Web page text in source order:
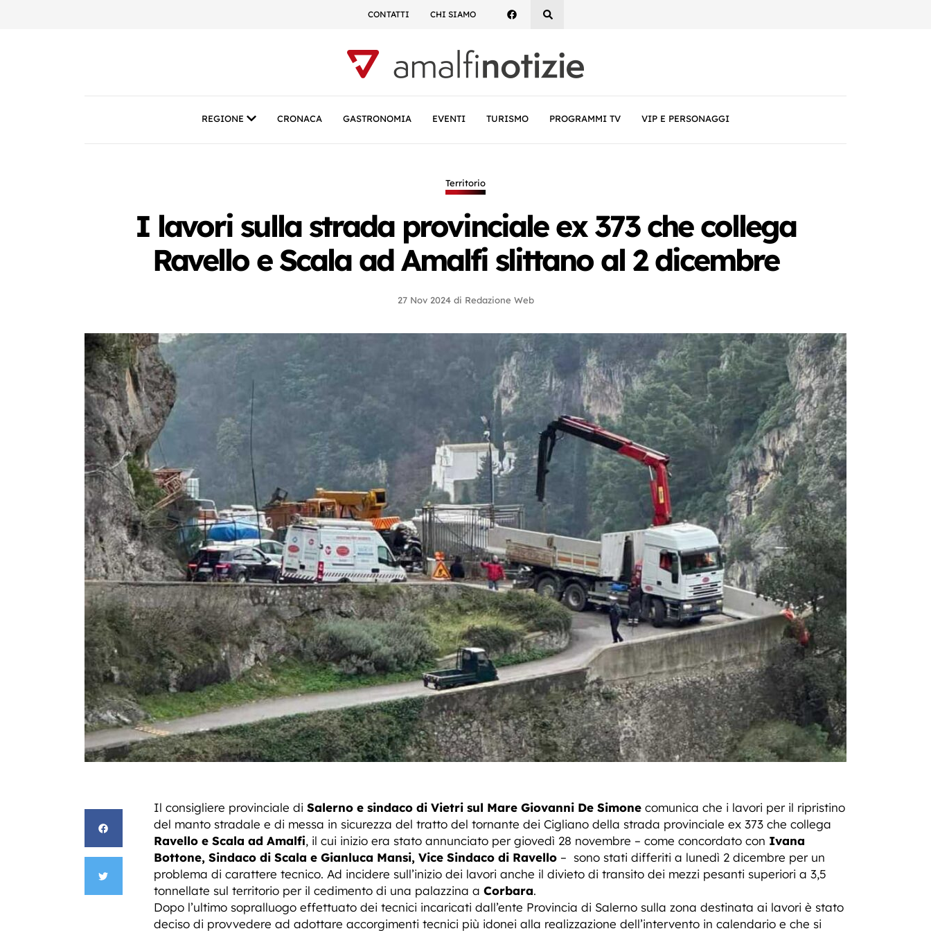
CONTATTI CHI SIAMO
REGIONE CRONACA GASTRONOMIA EVENTI TURISMO PROGRAMMI TV VIP E PERSONAGGI
Territorio
I lavori sulla strada provinciale ex 373 che collega
Ravello e Scala ad Amalfi slittano al 2 dicembre
27 Nov 2024 di Redazione Web
Il consigliere provinciale di Salerno e sindaco di Vietri sul Mare Giovanni De Simone comunica che i lavori per il ripristino
del manto stradale e di messa in sicurezza del tratto del tornante dei Cigliano della strada provinciale ex 373 che collega
Ravello e Scala ad Amalfi, il cui inizio era stato annunciato per giovedì 28 novembre – come concordato con Ivana
Bottone, Sindaco di Scala e Gianluca Mansi, Vice Sindaco di Ravello – sono stati differiti a lunedì 2 dicembre per un
problema di carattere tecnico. Ad incidere sull’inizio dei lavori anche il divieto di transito dei mezzi pesanti superiori a 3,5
tonnellate sul territorio per il cedimento di una palazzina a Corbara.
Dopo l’ultimo sopralluogo effettuato dei tecnici incaricati dall’ente Provincia di Salerno sulla zona destinata ai lavori è stato
deciso di provvedere ad adottare accorgimenti tecnici più idonei alla realizzazione dell’intervento in calendario e che si